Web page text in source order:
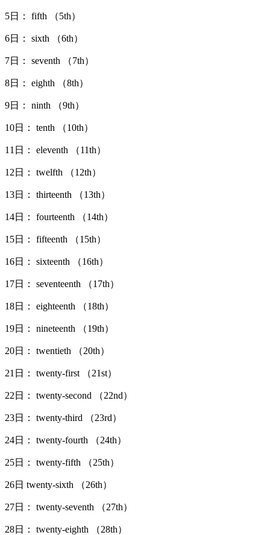
5日： fifth （5th）
6日： sixth （6th）
7日： seventh （7th）
8日： eighth （8th）
9日： ninth （9th）
10日： tenth （10th）
11日： eleventh （11th）
12日： twelfth （12th）
13日： thirteenth （13th）
14日： fourteenth （14th）
15日： fifteenth （15th）
16日： sixteenth （16th）
17日： seventeenth （17th）
18日： eighteenth （18th）
19日： nineteenth （19th）
20日： twentieth （20th）
21日： twenty-first （21st）
22日： twenty-second （22nd）
23日： twenty-third （23rd）
24日： twenty-fourth （24th）
25日： twenty-fifth （25th）
26日 twenty-sixth （26th）
27日： twenty-seventh （27th）
28日： twenty-eighth （28th）